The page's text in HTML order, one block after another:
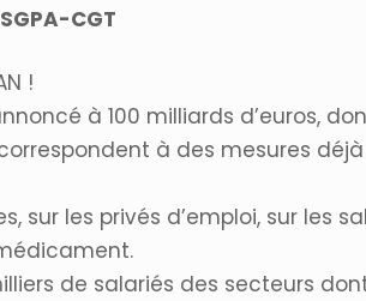
SGPA-CGT
!
à 100 milliards d’euros,
à des mesures
sur les privés d’emploi, sur
de salariés des secteurs